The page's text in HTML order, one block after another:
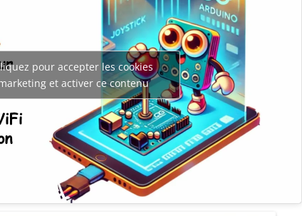
pour accepter les cookies
et activer ce contenu